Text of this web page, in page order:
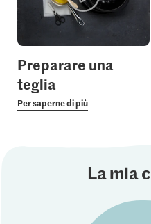
Preparare una
teglia
Per saperne di più
La mia